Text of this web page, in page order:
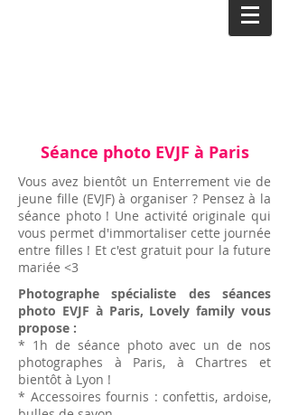
Séance photo EVJF à Paris
Vous avez bientôt un Enterrement vie de
jeune fille (EVJF) à organiser ? Pensez à la
séance photo ! Une activité originale qui
vous permet d'immortaliser cette journée
entre filles ! Et c'est gratuit pour la future
mariée <3
Photographe spécialiste des séances
photo EVJF à Paris, Lovely family vous
propose :
* 1h de séance photo avec un de nos
photographes à Paris, à Chartres et
bientôt à Lyon !
* Accessoires fournis : confettis, ardoise,